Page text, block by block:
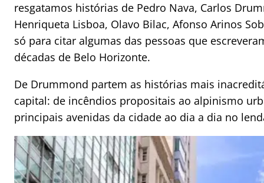
resgatamos histórias de Pedro Nava, Carlos
Henriqueta Lisboa, Olavo Bilac, Afonso Arinos
só para citar algumas das pessoas que
décadas de Belo Horizonte.
De Drummond partem as histórias mais
capital: de incêndios propositais ao alpinismo
principais avenidas da cidade ao dia a dia no